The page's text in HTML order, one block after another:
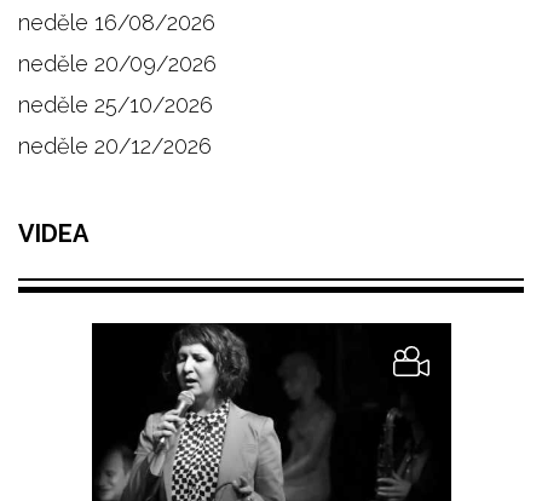
neděle 16/08/2026
neděle 20/09/2026
neděle 25/10/2026
neděle 20/12/2026
VIDEA